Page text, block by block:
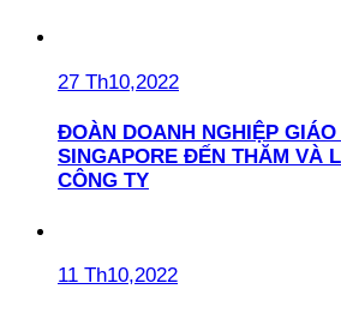
27 Th10,2022
ĐOÀN DOANH NGHIỆP GIÁO
SINGAPORE ĐẾN THĂM VÀ
CÔNG TY
11 Th10,2022